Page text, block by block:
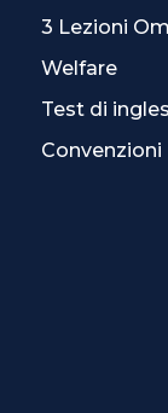
3 Lezioni
Welfare
Test di
Convenzioni